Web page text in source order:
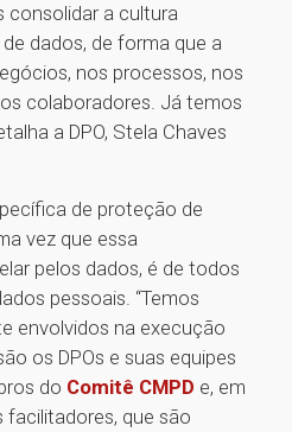
consolidar a cultura
dados, de forma que a
nos processos, nos
colaboradores. Já temos
a DPO, Stela Chaves
de proteção de
vez que essa
pelos dados, é de todos
pessoais. “Temos
envolvidos na execução
os DPOs e suas equipes
do Comitê CMPD e, em
facilitadores, que são